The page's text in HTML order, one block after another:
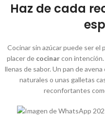
Haz de cada
Cocinar sin azúcar puede ser
placer de cocinarcon
llenas de sabor. Un pan de
naturales o unas galletas
reconfortantes